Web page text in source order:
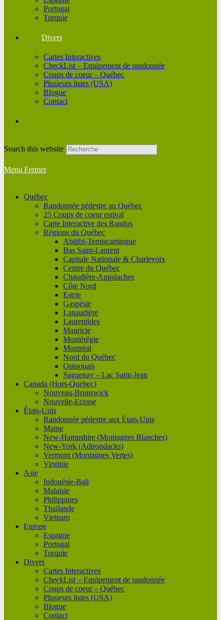
Portugal
Turquie
Divers
Cartes Interactives
CheckList – Equipement de randonnée
Coups de coeur – Québec
Plusieurs listes (USA)
Blogue
Contact
Search this website
Menu Fermer
Québec
Randonnée pédestre au Québec
25 Coups de coeur estival
Carte Interactive des Randos
Régions du Québec
Abitibi-Temiscamingue
Bas Saint-Laurent
Capitale Nationale & Charlevoix
Centre du Québec
Chaudière-Appalaches
Côte Nord
Estrie
Gaspésie
Lanaudière
Laurentides
Mauricie
Montérégie
Montréal
Nord du Québec
Outaouais
Saguenay – Lac Saint-Jean
Canada (Hors-Quebec)
Nouveau-Brunswick
Nouvelle-Ecosse
États-Unis
Randonnée pédestre aux États-Unis
Maine
New-Hampshire (Montagnes Blanches)
New-York (Adirondacks)
Vermont (Montagnes Vertes)
Virginie
Asie
Indonésie-Bali
Malaisie
Philippines
Thailande
Vietnam
Europe
Espagne
Portugal
Turquie
Divers
Cartes Interactives
CheckList – Equipement de randonnée
Coups de coeur – Québec
Plusieurs listes (USA)
Blogue
Contact